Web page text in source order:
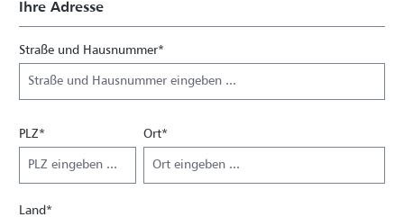
Ihre Adresse
Straße und Hausnummer*
PLZ* Ort*
Land*